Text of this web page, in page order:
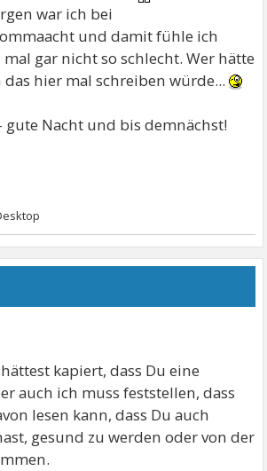
war ich bei
und damit fühle ich
gar nicht so schlecht. Wer hätte
das hier mal schreiben würde...
gute Nacht und bis demnächst!
kapiert, dass Du eine
auch ich muss feststellen, dass
lesen kann, dass Du auch
gesund zu werden oder von der